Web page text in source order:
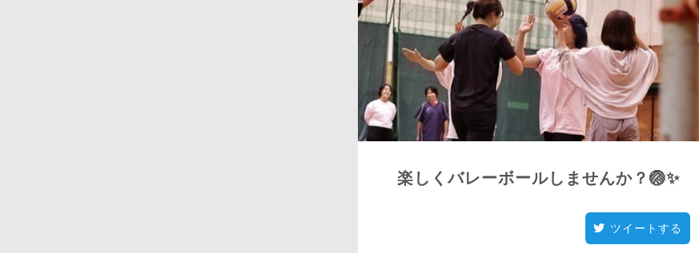
楽しくバレーボールしませんか？🏐✨
ツイートする